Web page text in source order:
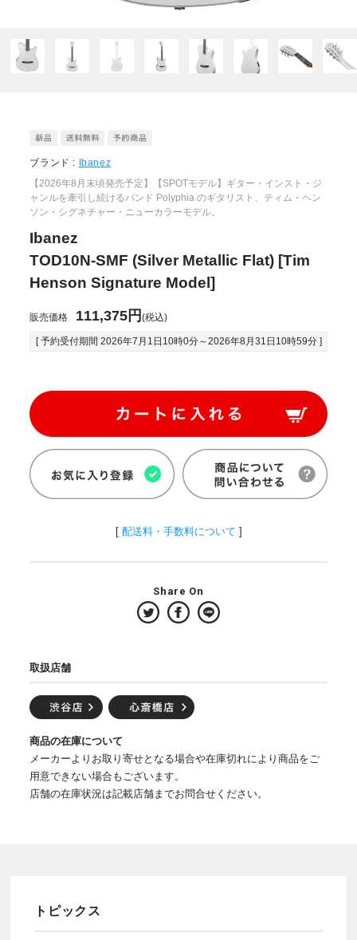
ブランド :
Ibanez
【2026年8月末頃発売予定】【SPOTモデル】ギター・インスト・ジ
ャンルを牽引し続けるバンド Polyphia のギタリスト、ティム・ヘン
ソン・シグネチャー・ニューカラーモデル。
Ibanez
TOD10N-SMF (Silver Metallic Flat) [Tim
Henson Signature Model]
販売価格 111,375円(税込)
[ 予約受付期間 2026年7月1日10時0分～2026年8月31日10時59分]
[ 配送料・手数料について ]
Share On
取扱店舗
商品の在庫について
メーカーよりお取り寄せとなる場合や在庫切れにより商品をご
用意できない場合もございます。
店舗の在庫状況は記載店舗までお問合せください。
トピックス